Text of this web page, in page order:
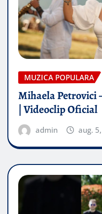
MUZICA POPULARA
Mihaela Petrovici
| Videoclip Oficial
admin aug.